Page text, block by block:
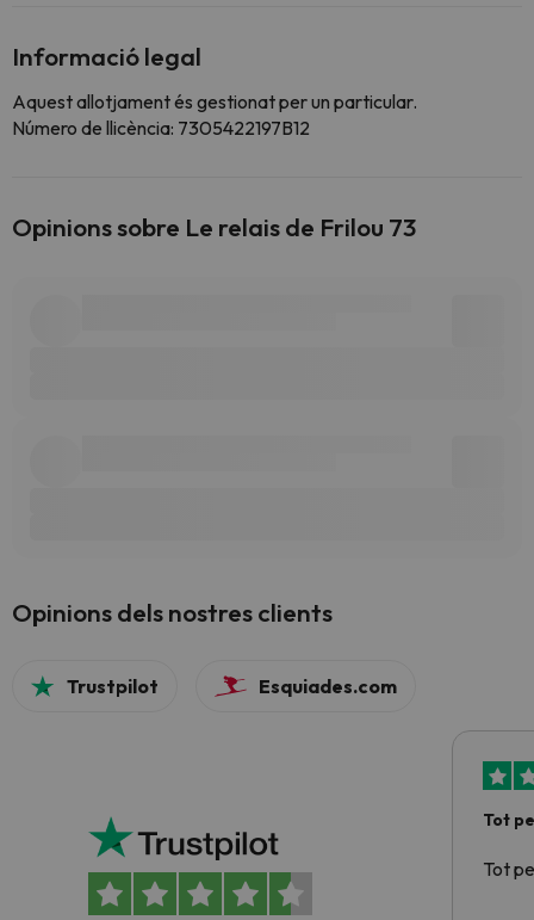
Informació legal
Aquest allotjament és gestionat per un particular.
Número de llicència: 7305422197B12
Opinions sobre Le relais de Frilou 73
Opinions dels nostres clients
Trustpilot Esquiades.com
Tot
Tot